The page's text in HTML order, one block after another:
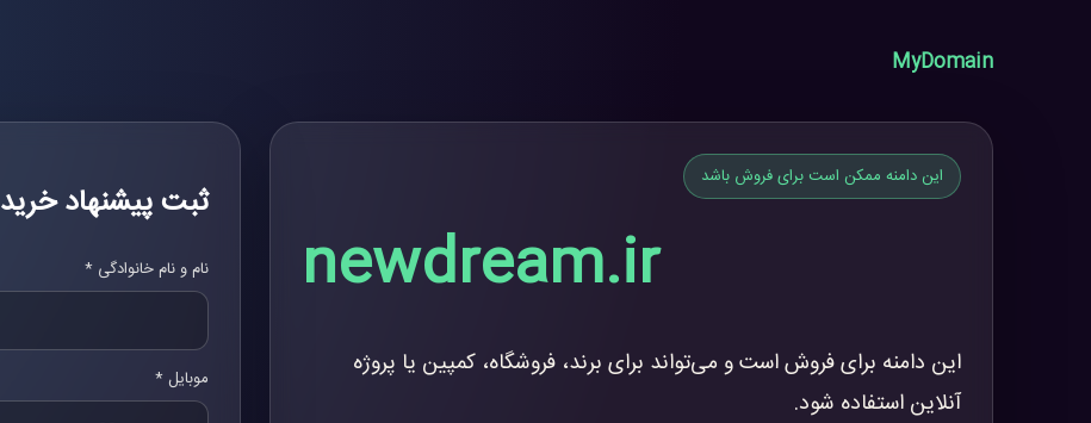
MyDomain
این دامنه ممکن است برای فروش باشد
newdream.ir
این دامنه برای فروش است و می‌تواند برای برند، فروشگاه، کمپین یا پروژه
آنلاین استفاده شود.
ثبت پیشنهاد خرید
نام و نام خانوادگی *
موبایل *